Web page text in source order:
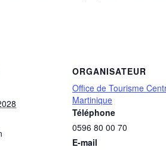
ORGANISATEUR
Office de Tourisme
Martinique
Téléphone
0596 80 00 70
E-mail